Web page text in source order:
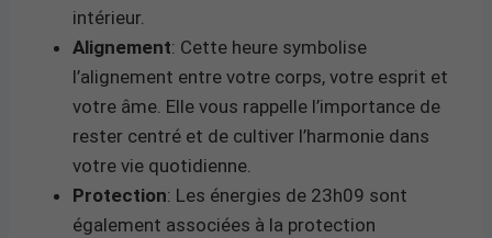
intérieur.
Alignement: Cette heure symbolise
l’alignement entre votre corps, votre esprit et
votre âme. Elle vous rappelle l’importance de
rester centré et de cultiver l’harmonie dans
votre vie quotidienne.
Protection: Les énergies de 23h09 sont
également associées à la protection